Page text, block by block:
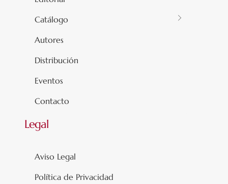
Catálogo
Autores
Distribución
Eventos
Contacto
Legal
Aviso Legal
Política de Privacidad